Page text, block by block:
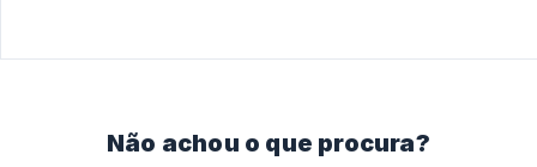
Não achou o que procura?